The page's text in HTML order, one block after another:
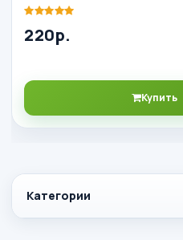
Категории
220р.
Купить